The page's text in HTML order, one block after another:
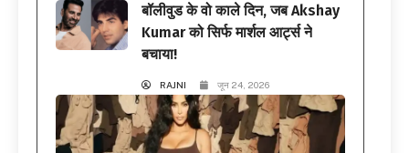
बॉलीवुड के वो काले दिन, जब Akshay
Kumar को सिर्फ मार्शल आर्ट्स ने
बचाया!
RAJNI जून 24, 2026